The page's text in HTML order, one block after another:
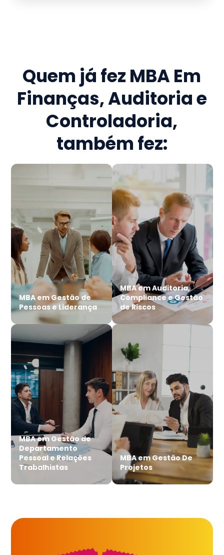
Quem já fez MBA Em
Finanças, Auditoria e
Controladoria,
também fez:
MBA em Gestão de
Pessoas e Liderança
MBA em Auditoria,
Compliance e Gestão
de Riscos
MBA em Gestão de
Departamento
Pessoal e Relações
Trabalhistas
MBA em Gestão De
Projetos